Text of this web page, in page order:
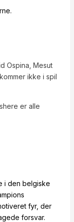
Ospina, Mesut
ikke i spil
er alle
i den belgiske
fyr, der
forsvar.